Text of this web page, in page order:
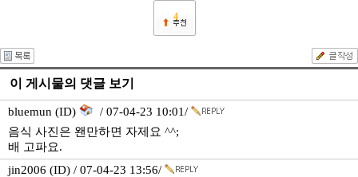
4
이 게시물의 댓글 보기
bluemun (ID)
/ 07-04-23 10:01/
음식 사진은 왠만하면 자제요 ^^;
배 고파요.
jin2006 (ID) / 07-04-23 13:56/